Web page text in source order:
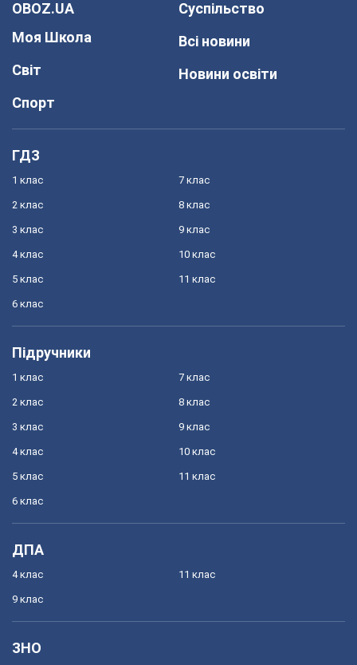
OBOZ.UA
Моя Школа
Світ
Спорт
Суспільство
Всі новини
Новини освіти
ГДЗ
1 клас
2 клас
3 клас
4 клас
5 клас
6 клас
7 клас
8 клас
9 клас
10 клас
11 клас
Підручники
1 клас
2 клас
3 клас
4 клас
5 клас
6 клас
7 клас
8 клас
9 клас
10 клас
11 клас
ДПА
4 клас
9 клас
11 клас
ЗНО